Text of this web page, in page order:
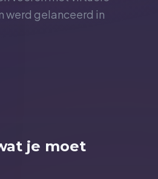
werd gelanceerd in
je moet